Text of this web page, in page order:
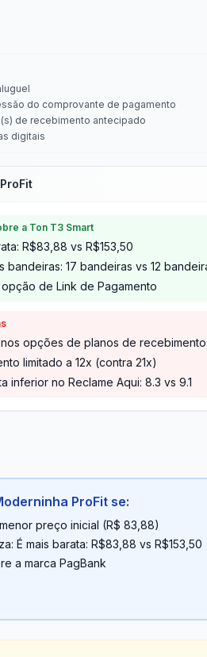
do comprovante de pagamento
de recebimento antecipado
digitais
a Ton T3 Smart
R$83,88 vs R$153,50
bandeiras: 17 bandeiras vs 12
de Link de Pagamento
opções de planos de
limitado a 12x (contra 21x)
inferior no Reclame Aqui: 8.3 vs 9.1
ProFit se:
preço inicial (R$ 83,88)
É mais barata: R$83,88 vs R$153,50
a marca PagBank